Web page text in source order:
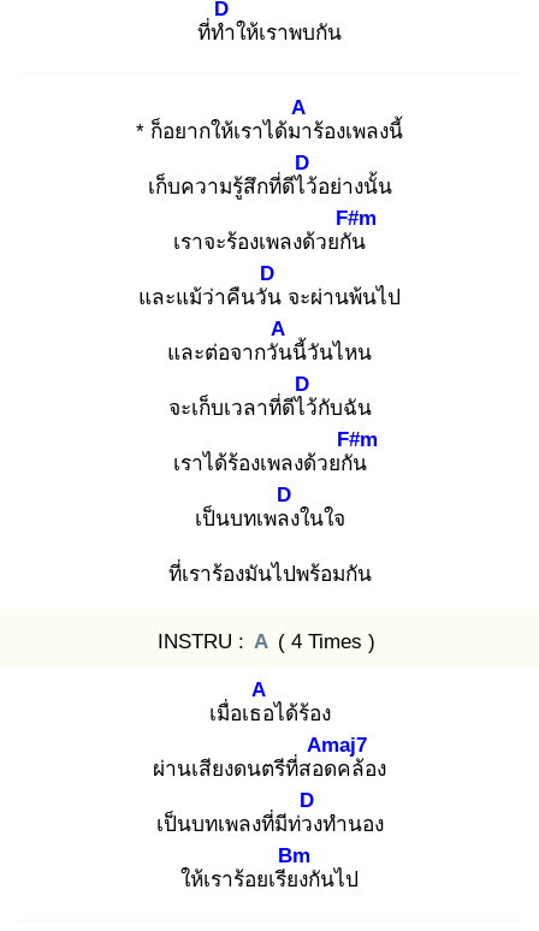
ที่ทำ
D
ให้เราพบกัน
* ก็อยากให้เราได้มา
A
ร้องเพลงนี้
เก็บความรู้สึกที่ดีไว้
D
อย่างนั้น
เราจะร้องเพลงด้วยกัน
F#m
และแม้ว่าคืนวัน
D
จะผ่านพ้นไป
และต่อจากวัน
A
นี้วันไหน
จะเก็บเวลาที่ดีไว้
D
กับฉัน
เราได้ร้องเพลงด้วยกัน
F#m
เป็นบทเพลง
D
ในใจ
ที่เราร้องมันไปพร้อมกัน
INSTRU : A ( 4 Times )
เมื่อเธอ
A
ได้ร้อง
ผ่านเสียงดนตรีที่สอด
Amaj7
คล้อง
เป็นบทเพลงที่มีท่วง
D
ทำนอง
ให้เราร้อยเรียง
Bm
กันไป